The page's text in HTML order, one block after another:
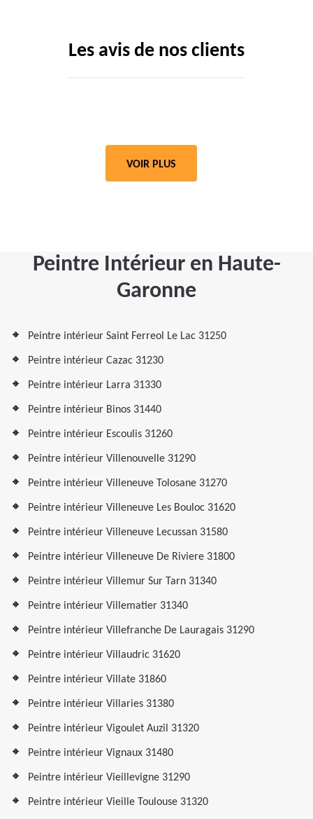
Les avis de nos clients
VOIR PLUS
Peintre Intérieur en Haute-
Garonne
Peintre intérieur Saint Ferreol Le Lac 31250
Peintre intérieur Cazac 31230
Peintre intérieur Larra 31330
Peintre intérieur Binos 31440
Peintre intérieur Escoulis 31260
Peintre intérieur Villenouvelle 31290
Peintre intérieur Villeneuve Tolosane 31270
Peintre intérieur Villeneuve Les Bouloc 31620
Peintre intérieur Villeneuve Lecussan 31580
Peintre intérieur Villeneuve De Riviere 31800
Peintre intérieur Villemur Sur Tarn 31340
Peintre intérieur Villematier 31340
Peintre intérieur Villefranche De Lauragais 31290
Peintre intérieur Villaudric 31620
Peintre intérieur Villate 31860
Peintre intérieur Villaries 31380
Peintre intérieur Vigoulet Auzil 31320
Peintre intérieur Vignaux 31480
Peintre intérieur Vieillevigne 31290
Peintre intérieur Vieille Toulouse 31320